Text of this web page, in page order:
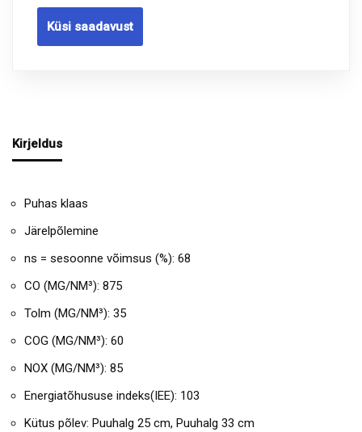
Küsi saadavust
Kirjeldus
Puhas klaas
Järelpõlemine
ns = sesoonne võimsus (%): 68
CO (MG/NM³): 875
Tolm (MG/NM³): 35
COG (MG/NM³): 60
NOX (MG/NM³): 85
Energiatõhususe indeks(IEE): 103
Kütus põlev: Puuhalg 25 cm, Puuhalg 33 cm